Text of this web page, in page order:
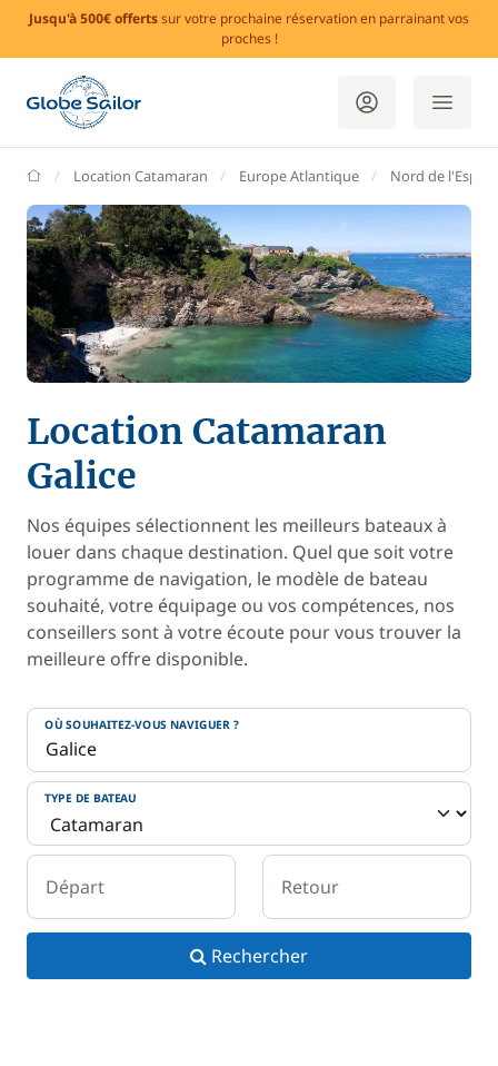
Jusqu'à 500€ offertssur votre prochaine réservation en parrainant vos
proches !
GlobeSailor
Location Catamaran Europe Atlantique Nord de
Location Catamaran
Galice
Nos équipes sélectionnent les meilleurs bateaux à
louer dans chaque destination. Quel que soit votre
programme de navigation, le modèle de bateau
souhaité, votre équipage ou vos compétences, nos
conseillers sont à votre écoute pour vous trouver la
meilleure offre disponible.
OÙ SOUHAITEZ-VOUS NAVIGUER ?
TYPE DE BATEAU
Départ Retour
Rechercher